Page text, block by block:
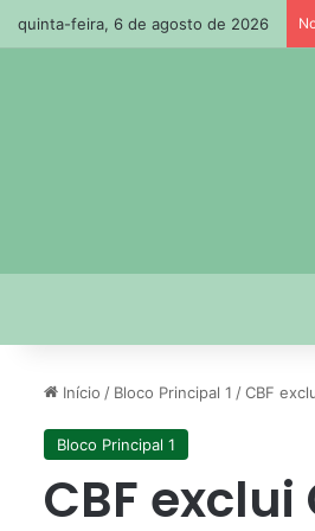
quinta-feira, 6 de agosto de 2026
Início / Bloco Principal 1 /CBF
Bloco Principal 1
CBF